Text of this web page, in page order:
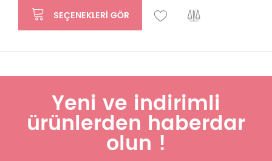
SEÇENEKLERI GÖR
Yeni ve indirimli
ürünlerden haberdar
olun !